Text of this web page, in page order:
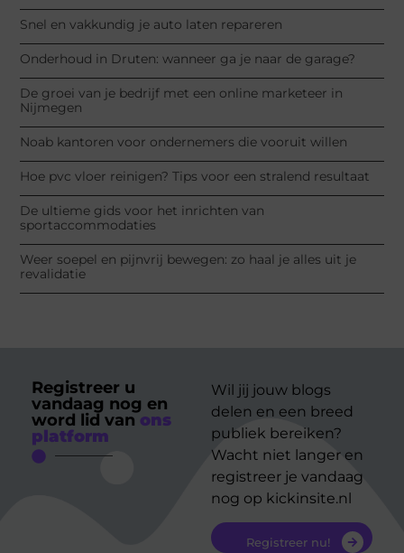
Snel en vakkundig je auto laten repareren
Onderhoud in Druten: wanneer ga je naar de garage?
De groei van je bedrijf met een online marketeer in
Nijmegen
Noab kantoren voor ondernemers die vooruit willen
Hoe pvc vloer reinigen? Tips voor een stralend resultaat
De ultieme gids voor het inrichten van
sportaccommodaties
Weer soepel en pijnvrij bewegen: zo haal je alles uit je
revalidatie
Registreer u
vandaag nog en
word lid van ons
platform
Wil jij jouw blogs
delen en een breed
publiek bereiken?
Wacht niet langer en
registreer je vandaag
nog op kickinsite.nl
Registreer nu!